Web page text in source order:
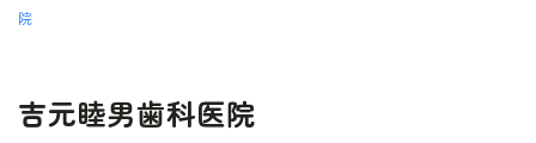
院
吉元睦男歯科医院